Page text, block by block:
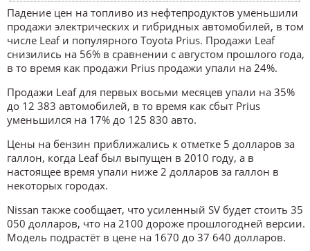
Падение цен на топливо из нефтепродуктов уменьшили
продажи электрических и гибридных автомобилей, в том
числе Leaf и популярного Toyota Prius. Продажи Leaf
снизились на 56% в сравнении с августом прошлого года,
в то время как продажи Prius продажи упали на 24%.
Продажи Leaf для первых восьми месяцев упали на 35%
до 12 383 автомобилей, в то время как сбыт Prius
уменьшился на 17% до 125 830 авто.
Цены на бензин приближались к отметке 5 долларов за
галлон, когда Leaf был выпущен в 2010 году, а в
настоящее время упали ниже 2 долларов за галлон в
некоторых городах.
Nissan также сообщает, что усиленный SV будет стоить 35
050 долларов, что на 2100 дороже прошлогодней версии.
Модель подрастёт в цене на 1670 до 37 640 долларов.